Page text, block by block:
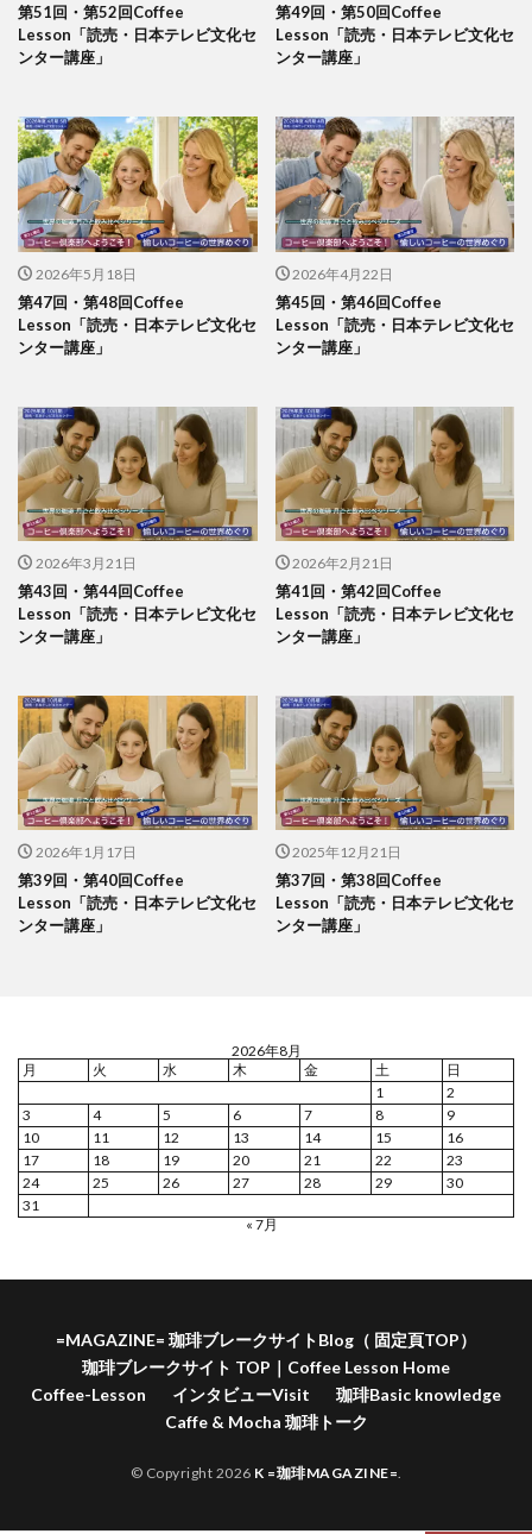
第51回・第52回Coffee
Lesson「読売・日本テレビ文化セ
ンター講座」
第49回・第50回Coffee
Lesson「読売・日本テレビ文化セ
ンター講座」
2026年5月18日
第47回・第48回Coffee
Lesson「読売・日本テレビ文化セ
ンター講座」
2026年4月22日
第45回・第46回Coffee
Lesson「読売・日本テレビ文化セ
ンター講座」
2026年3月21日
第43回・第44回Coffee
Lesson「読売・日本テレビ文化セ
ンター講座」
2026年2月21日
第41回・第42回Coffee
Lesson「読売・日本テレビ文化セ
ンター講座」
2026年1月17日
第39回・第40回Coffee
Lesson「読売・日本テレビ文化セ
ンター講座」
2025年12月21日
第37回・第38回Coffee
Lesson「読売・日本テレビ文化セ
ンター講座」
2026年8月
月
火 水 木 金 土
日
1
2
3
4 5 6 7 8
9
10
11 12 13 14 15
16
17
18 19 20 21 22
23
24
25 26 27 28 29
30
31
« 7月
=MAGAZINE= 珈琲ブレークサイトBlog（ 固定頁TOP）
珈琲ブレークサイト TOP｜Coffee Lesson Home
Coffee-Lesson
インタビューVisit
珈琲Basic knowledge
Caffe & Mocha 珈琲トーク
© Copyright 2026 K =珈琲MAGAZINE=.